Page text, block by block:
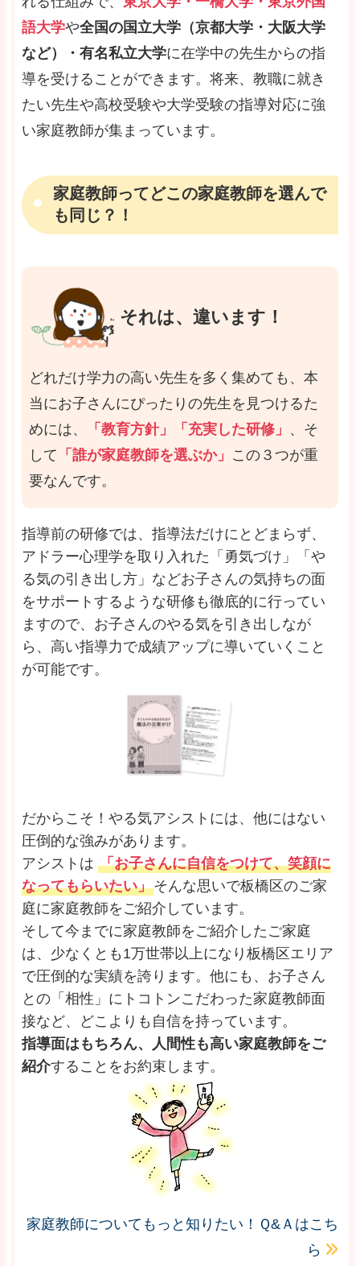
語大学や全国の国立大学（京都大学・大阪大学
など）・有名私立大学に在学中の先生からの指
導を受けることができます。将来、教職に就き
たい先生や高校受験や大学受験の指導対応に強
い家庭教師が集まっています。
家庭教師ってどこの家庭教師を選んで
も同じ？！
それは、違います！
どれだけ学力の高い先生を多く集めても、本
当にお子さんにぴったりの先生を見つけるた
めには、
「教育方針」「充実した研修」 、そ
して 「誰が家庭教師を選ぶか」 この３つが重
要なんです。
指導前の研修では、指導法だけにとどまらず、
アドラー心理学を取り入れた「勇気づけ」「や
る気の引き出し方」などお子さんの気持ちの面
をサポートするような研修も徹底的に行ってい
ますので、お子さんのやる気を引き出しなが
ら、高い指導力で成績アップに導いていくこと
が可能です。
だからこそ！やる気アシストには、他にはない
圧倒的な強みがあります。
アシストは 「お子さんに自信をつけて、笑顔に
なってもらいたい」そんな思いで板橋区のご家
庭に家庭教師をご紹介しています。
そして今までに家庭教師をご紹介したご家庭
は、少なくとも1万世帯以上になり板橋区エリア
で圧倒的な実績を誇ります。他にも、お子さん
との「相性」にトコトンこだわった家庭教師面
接など、どこよりも自信を持っています。
指導面はもちろん、人間性も高い家庭教師をご
紹介することをお約束します。
家庭教師についてもっと知りたい！Ｑ&Ａはこち
ら